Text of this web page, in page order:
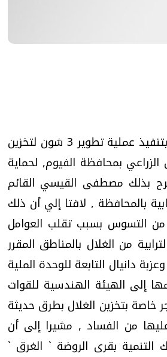
تقوم الهيئة الهندسية بالقوات المسلحة بتنفيذ عملية تطوير 3 شون لتخزين
الزراعي بمحافظة الفيوم, لحماية
صرح بذلك مصطفى القيسي القائم
بالمحافظة , لافتا إلي أن ذلك
من التسوس بسبب تقلب العوامل
من الغلال بالمناطق المقرر
دانيال التابعة للوحدة الملية
إلى الهيئة الهندسية للقوات
خاصة بتخزين الغلال بطرق حديثة
من الفساد , مشيرا إلى أن
التنمية بقرى الروضة ` الغرق `
تحقيقات وحوارات
دليلك للتنسيق الجامعي .. تساؤلات
وإجابات
السبت، 01 اغسطس 2026 10:25 ص